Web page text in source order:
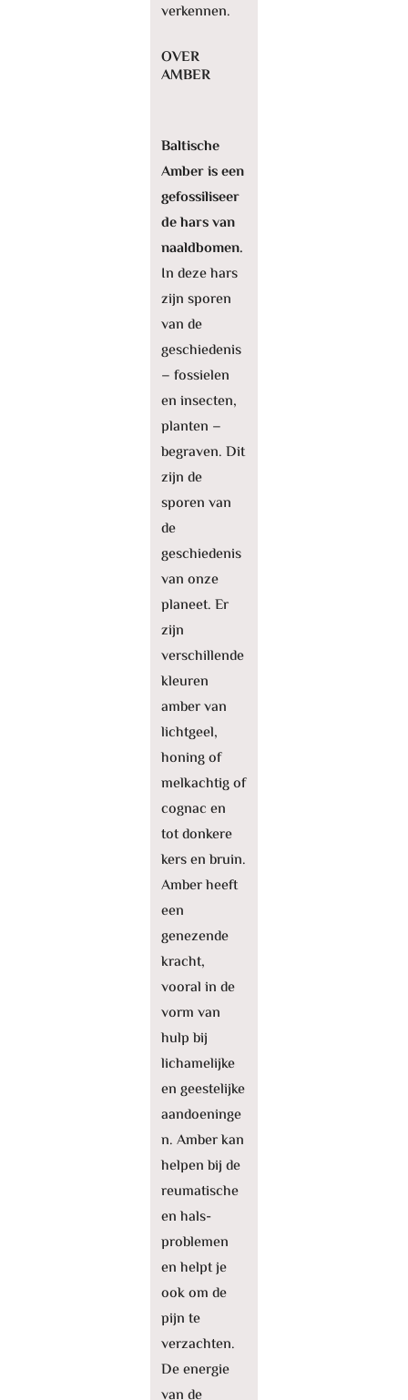
verkennen.
OVER
AMBER
Baltische
Amber is een
gefossiliseer
de hars van
naaldbomen.
In deze hars
zijn sporen
van de
geschiedenis
– fossielen
en insecten,
planten –
begraven. Dit
zijn de
sporen van
de
geschiedenis
van onze
planeet. Er
zijn
verschillende
kleuren
amber van
lichtgeel,
honing of
melkachtig of
cognac en
tot donkere
kers en bruin.
Amber heeft
een
genezende
kracht,
vooral in de
vorm van
hulp bij
lichamelijke
en geestelijke
aandoeninge
n. Amber kan
helpen bij de
reumatische
en hals-
problemen
en helpt je
ook om de
pijn te
verzachten.
De energie